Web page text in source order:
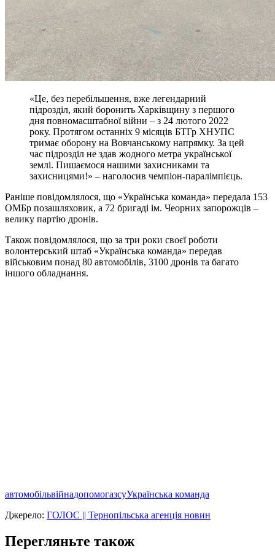
«Це, без перебільшення, вже легендарний
підрозділ, який боронить Харківщину з першого
дня повномасштабної війни – з 24 лютого 2022
року. Протягом останніх 9 місяців БТГр ХНУПС
тримає оборону на Вовчанському напрямку. За цей
час підрозділ не здав жодного метра української
землі. Пишаємося нашими захисниками та
захисницями!» – наголосив чемпіон-паралімпієць.
Раніше повідомлялося, що «Українська команда» передала 153
ОМБр позашляховик, а 72 бригаді ім. Чеорних запорожців –
велику партію дронів.
Також повідомлялося, що за три роки своєї роботи
волонтерський штаб «Українська команда» передав
військовим понад 80 автомобілів, 3100 дронів та багато
іншого обладнання.
автомобільвійнадопомогазсуУкраїнська команда
Джерело: ГОЛОС || Тернопільська агенція новин
Перегляньте також